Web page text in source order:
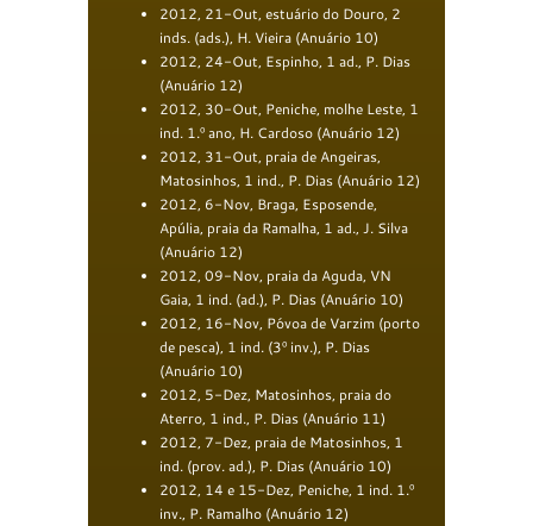
2012, 21-Out, estuário do Douro, 2
inds. (ads.), H. Vieira (Anuário 10)
2012, 24-Out, Espinho, 1 ad., P. Dias
(Anuário 12)
2012, 30-Out, Peniche, molhe Leste, 1
ind. 1.º ano, H. Cardoso (Anuário 12)
2012, 31-Out, praia de Angeiras,
Matosinhos, 1 ind., P. Dias (Anuário 12)
2012, 6-Nov, Braga, Esposende,
Apúlia, praia da Ramalha, 1 ad., J. Silva
(Anuário 12)
2012, 09-Nov, praia da Aguda, VN
Gaia, 1 ind. (ad.), P. Dias (Anuário 10)
2012, 16-Nov, Póvoa de Varzim (porto
de pesca), 1 ind. (3º inv.), P. Dias
(Anuário 10)
2012, 5-Dez, Matosinhos, praia do
Aterro, 1 ind., P. Dias (Anuário 11)
2012, 7-Dez, praia de Matosinhos, 1
ind. (prov. ad.), P. Dias (Anuário 10)
2012, 14 e 15-Dez, Peniche, 1 ind. 1.º
inv., P. Ramalho (Anuário 12)